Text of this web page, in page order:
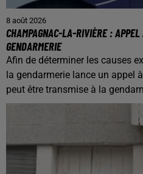
8 août 2026
CHAMPAGNAC-LA-RIVIÈRE :
GENDARMERIE
Afin de déterminer les causes
la gendarmerie lance un appel
peut être transmise à la